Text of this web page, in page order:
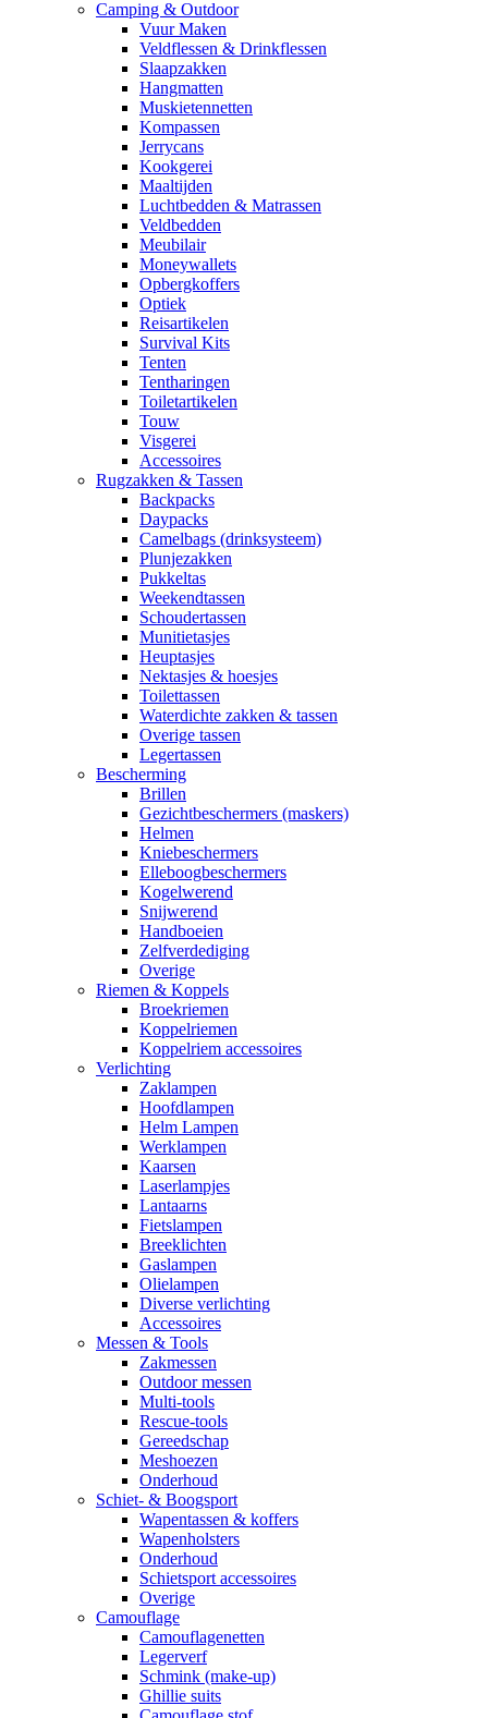
Camping & Outdoor
Vuur Maken
Veldflessen & Drinkflessen
Slaapzakken
Hangmatten
Muskietennetten
Kompassen
Jerrycans
Kookgerei
Maaltijden
Luchtbedden & Matrassen
Veldbedden
Meubilair
Moneywallets
Opbergkoffers
Optiek
Reisartikelen
Survival Kits
Tenten
Tentharingen
Toiletartikelen
Touw
Visgerei
Accessoires
Rugzakken & Tassen
Backpacks
Daypacks
Camelbags (drinksysteem)
Plunjezakken
Pukkeltas
Weekendtassen
Schoudertassen
Munitietasjes
Heuptasjes
Nektasjes & hoesjes
Toilettassen
Waterdichte zakken & tassen
Overige tassen
Legertassen
Bescherming
Brillen
Gezichtbeschermers (maskers)
Helmen
Kniebeschermers
Elleboogbeschermers
Kogelwerend
Snijwerend
Handboeien
Zelfverdediging
Overige
Riemen & Koppels
Broekriemen
Koppelriemen
Koppelriem accessoires
Verlichting
Zaklampen
Hoofdlampen
Helm Lampen
Werklampen
Kaarsen
Laserlampjes
Lantaarns
Fietslampen
Breeklichten
Gaslampen
Olielampen
Diverse verlichting
Accessoires
Messen & Tools
Zakmessen
Outdoor messen
Multi-tools
Rescue-tools
Gereedschap
Meshoezen
Onderhoud
Schiet- & Boogsport
Wapentassen & koffers
Wapenholsters
Onderhoud
Schietsport accessoires
Overige
Camouflage
Camouflagenetten
Legerverf
Schmink (make-up)
Ghillie suits